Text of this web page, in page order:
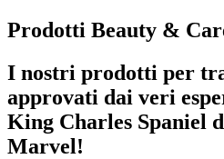
Prodotti Beauty &
I nostri prodotti per
approvati dai veri
King Charles Spaniel
Marvel!